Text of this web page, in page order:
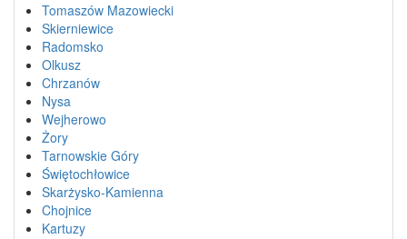
Tomaszów Mazowiecki
Skierniewice
Radomsko
Olkusz
Chrzanów
Nysa
Wejherowo
Żory
Tarnowskie Góry
Świętochłowice
Skarżysko-Kamienna
Chojnice
Kartuzy